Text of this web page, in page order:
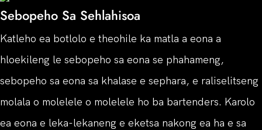
Sebopeho Sa Sehlahisoa
Katleho ea botlolo e theohile ka matla a eona a
hloekileng le sebopeho sa eona se phahameng,
sebopeho sa eona sa khalase e sephara, e raliselitseng
molala o molelele o molelele ho ba bartenders. Karolo
ea eona e leka-lekaneng e eketsa nakong ea ha e sa